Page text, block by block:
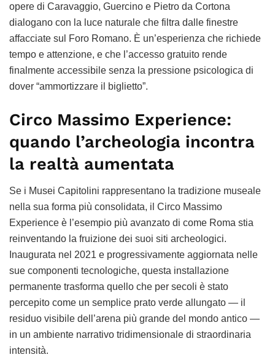
opere di Caravaggio, Guercino e Pietro da Cortona
dialogano con la luce naturale che filtra dalle finestre
affacciate sul Foro Romano. È un’esperienza che richiede
tempo e attenzione, e che l’accesso gratuito rende
finalmente accessibile senza la pressione psicologica di
dover “ammortizzare il biglietto”.
Circo Massimo Experience:
quando l’archeologia incontra
la realtà aumentata
Se i Musei Capitolini rappresentano la tradizione museale
nella sua forma più consolidata, il Circo Massimo
Experience è l’esempio più avanzato di come Roma stia
reinventando la fruizione dei suoi siti archeologici.
Inaugurata nel 2021 e progressivamente aggiornata nelle
sue componenti tecnologiche, questa installazione
permanente trasforma quello che per secoli è stato
percepito come un semplice prato verde allungato — il
residuo visibile dell’arena più grande del mondo antico —
in un ambiente narrativo tridimensionale di straordinaria
intensità.